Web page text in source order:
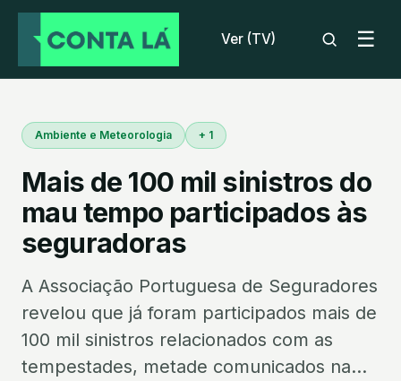
Ver (TV) ☰
Ambiente e Meteorologia + 1
Mais de 100 mil sinistros do
mau tempo participados às
seguradoras
A Associação Portuguesa de Seguradores
revelou que já foram participados mais de
100 mil sinistros relacionados com as
tempestades, metade comunicados na...